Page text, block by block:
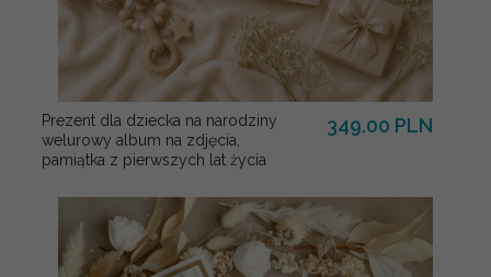
Prezent dla dziecka na narodziny
welurowy album na zdjęcia,
pamiątka z pierwszych lat życia
349.00 PLN